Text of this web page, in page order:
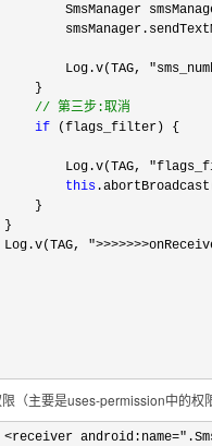
SmsManager
Log.v(TAG,
}
// 第三步:取消
if (flags_filter) {
Log.v(TAG,
this
}
}
Log.v(TAG,
（主要是uses-permission中的权限
<receiver